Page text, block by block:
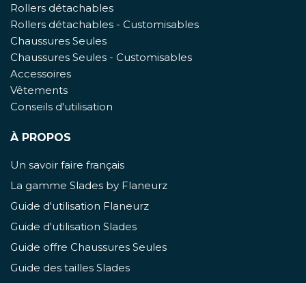
Rollers détachables
Rollers détachables - Customisables
Chaussures Seules
Chaussures Seules - Customisables
Accessoires
Vêtements
Conseils d'utilisation
À PROPOS
Un savoir faire français
La gamme Slades by Flaneurz
Guide d'utilisation Flaneurz
Guide d'utilisation Slades
Guide offre Chaussures Seules
Guide des tailles Slades